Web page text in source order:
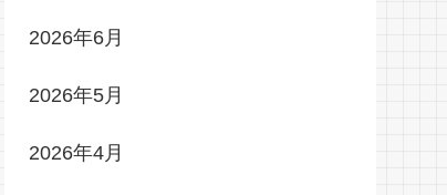
2026年6月
2026年5月
2026年4月